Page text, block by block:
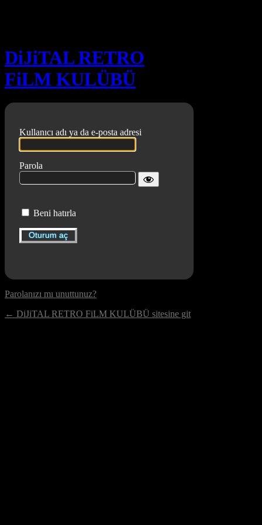
DiJiTAL RETRO
FiLM KULÜBÜ
Kullanıcı adı ya da e-posta adresi
Parola
Beni hatırla
Parolanızı mı unuttunuz?
← DiJiTAL RETRO FiLM KULÜBÜ sitesine git